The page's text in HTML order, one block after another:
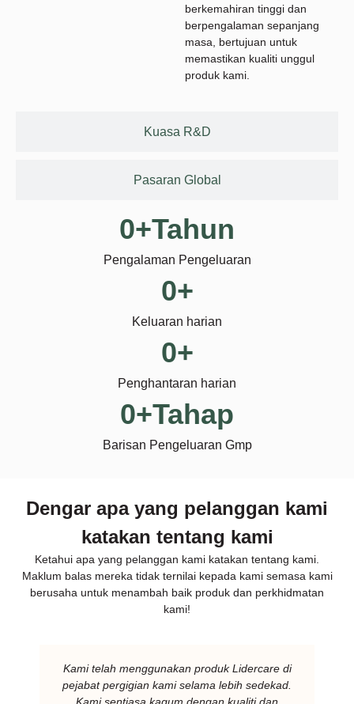
Kuasa R&D
Pasaran Global
berkemahiran tinggi dan
berpengalaman sepanjang
masa, bertujuan untuk
memastikan kualiti unggul
produk kami.
Pengalaman Pengeluaran
0+Tahun
Keluaran harian
0+
Penghantaran harian
0+
Barisan Pengeluaran Gmp
0+Tahap
Dengar apa yang pelanggan kami
katakan tentang kami
Ketahui apa yang pelanggan kami katakan tentang kami.
Maklum balas mereka tidak ternilai kepada kami semasa kami
berusaha untuk menambah baik produk dan perkhidmatan
kami!
Kami telah menggunakan produk Lidercare di
pejabat pergigian kami selama lebih sedekad.